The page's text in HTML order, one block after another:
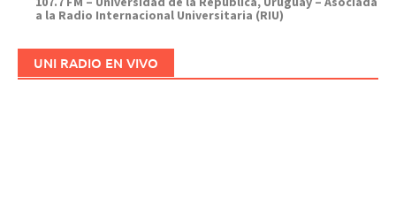
a la Radio Internacional Universitaria (RIU)
UNI RADIO EN VIVO